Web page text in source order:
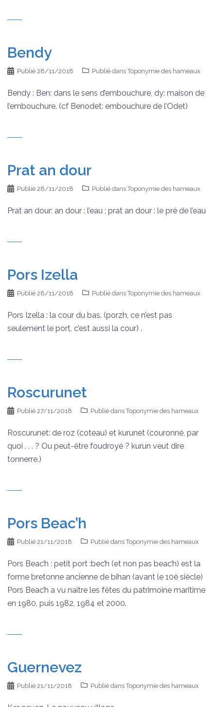
Bendy
Publié 28/11/2018 Publié dansToponymie des hameaux
Bendy : Ben: dans le sens d’embouchure, dy: maison de
l’embouchure. (cf Benodet: embouchure de l’Odet)
Prat an dour
Publié 28/11/2018 Publié dansToponymie des hameaux
Prat an dour: an dour : l’eau ; prat an dour : le pré de l’eau
Pors Izella
Publié 28/11/2018 Publié dansToponymie des hameaux
Pors Izella : la cour du bas. (porzh, ce n’est pas
seulement le port, c’est aussi la cour) .
Roscurunet
Publié 27/11/2018 Publié dansToponymie des hameaux
Roscurunet: de roz (coteau) et kurunet (couronné, par
quoi . . . ? Ou peut-être foudroyé ? kurun veut dire
tonnerre.)
Pors Beac’h
Publié 21/11/2018 Publié dansToponymie des hameaux
Pors Beac’h : petit port :bec’h (et non pas beac’h) est la
forme bretonne ancienne de bihan (avant le 10è siècle)
Pors Beac’h a vu naître les fêtes du patrimoine maritime
en 1980, puis 1982, 1984 et 2000.
Guernevez
Publié 21/11/2018 Publié dansToponymie des hameaux